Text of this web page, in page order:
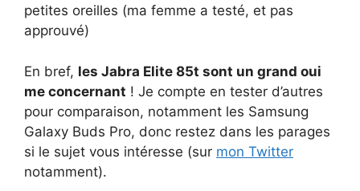
petites oreilles (ma femme a testé, et pas
approuvé)
En bref, les Jabra Elite 85t sont un grand oui
me concernant ! Je compte en tester d’autres
pour comparaison, notamment les Samsung
Galaxy Buds Pro, donc restez dans les parages
si le sujet vous intéresse (sur mon Twitter
notamment).